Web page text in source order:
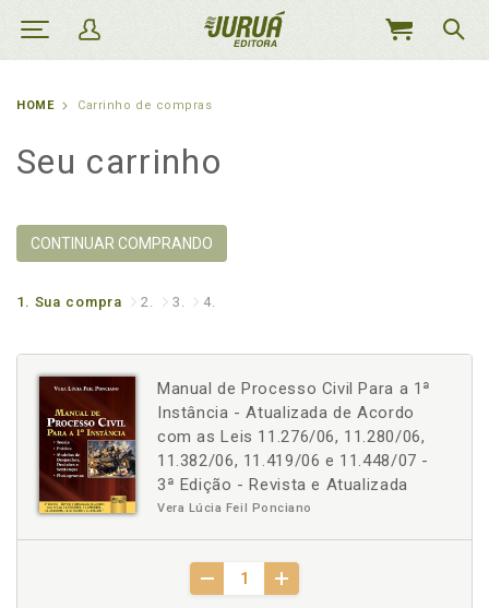
MEU
HOME Carrinho de compras
Seu carrinho
CONTINUAR COMPRANDO
1. Sua compra 2. 3. 4.
Manual de Processo Civil Para a 1ª
Instância - Atualizada de Acordo
com as Leis 11.276/06, 11.280/06,
11.382/06, 11.419/06 e 11.448/07 -
3ª Edição - Revista e Atualizada
Vera Lúcia Feil Ponciano